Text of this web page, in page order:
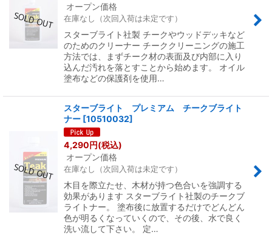
オープン価格
在庫なし（次回入荷は未定です）
スターブライト社製 チークやウッドデッキなど
のためのクリーナー チーククリーニングの施工
方法では、まずチーク材の表面及び内部に入り
込んだ汚れを落とすことから始めます。 オイル
塗布などの保護剤を使用…
スターブライト プレミアム チークブライト
ナー [10510032]
4,290円(税込)
オープン価格
在庫なし（次回入荷は未定です）
木目を際立たせ、木材が持つ色合いを強調する
効果があります スターブライト社製のチークブ
ライトナー。 塗布後に放置するだけでどんどん
色が明るくなっていくので、その後、水で良く
洗い流して下さい。 定…